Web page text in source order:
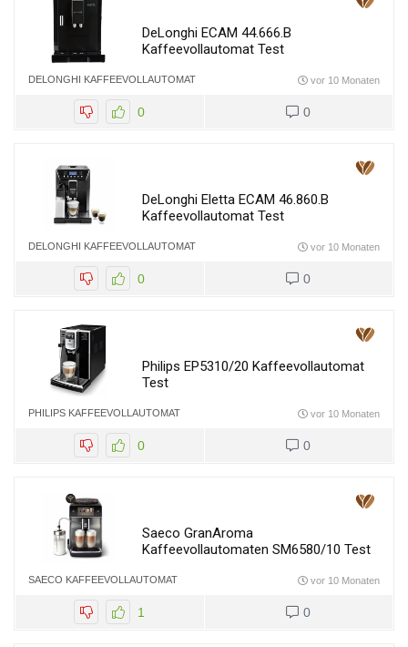
DeLonghi ECAM 44.666.B
Kaffeevollautomat Test
DELONGHI KAFFEEVOLLAUTOMAT vor 10 Monaten
0 0
DeLonghi Eletta ECAM 46.860.B
Kaffeevollautomat Test
DELONGHI KAFFEEVOLLAUTOMAT vor 10 Monaten
0 0
Philips EP5310/20 Kaffeevollautomat
Test
PHILIPS KAFFEEVOLLAUTOMAT vor 10 Monaten
0 0
Saeco GranAroma
Kaffeevollautomaten SM6580/10 Test
SAECO KAFFEEVOLLAUTOMAT vor 10 Monaten
1 0